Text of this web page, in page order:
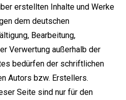
erstellten Inhalte und Werke
dem deutschen
Bearbeitung,
Verwertung außerhalb der
bedürfen der schriftlichen
Autors bzw. Erstellers.
Seite sind nur für den